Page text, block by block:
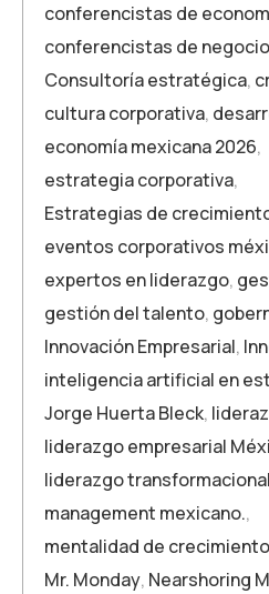
conferencistas de
conferencistas de
Consultoría estratégica,
cultura corporativa,
economía mexicana 2026,
estrategia corporativa,
Estrategias de
eventos corporativos
expertos en liderazgo,
gestión del talento,
Innovación Empresarial,
inteligencia artificial en
Jorge Huerta Bleck,
liderazgo empresarial
liderazgo transformacional
management mexicano.,
mentalidad de crecimiento
Mr. Monday, Nearshoring